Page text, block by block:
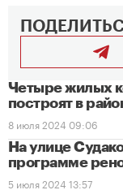
Четыре жилых
построят в
8 июля 2024 09:06
На улице
программе
5 июля 2024 13:57